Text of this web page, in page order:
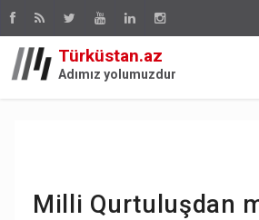
Türküstan.az
Adımız yolumuzdur
Milli Qurtuluşdan